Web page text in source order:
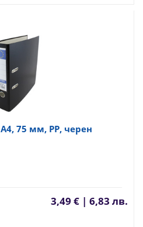
75 мм, PP, черен
3,49 € | 6,83 лв.